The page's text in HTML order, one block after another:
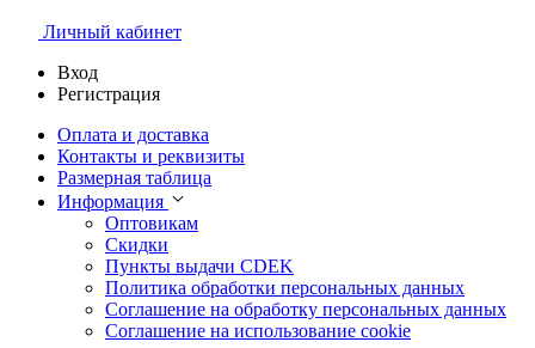
Личный кабинет
Вход
Регистрация
Оплата и доставка
Контакты и реквизиты
Размерная таблица
Информация
Оптовикам
Скидки
Пункты выдачи CDEK
Политика обработки персональных данных
Соглашение на обработку персональных данных
Соглашение на использование cookie